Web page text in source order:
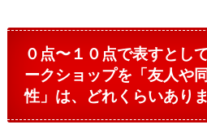
０点〜１０点で表すとし
ークショップを「友人や
性」は、どれくらいあり